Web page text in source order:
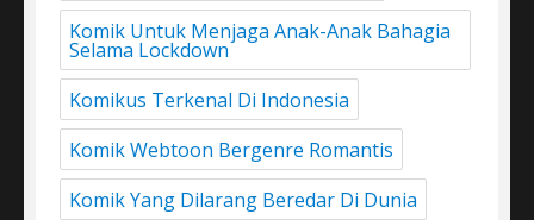
Komik Untuk Menjaga Anak-Anak Bahagia
Selama Lockdown
Komikus Terkenal Di Indonesia
Komik Webtoon Bergenre Romantis
Komik Yang Dilarang Beredar Di Dunia